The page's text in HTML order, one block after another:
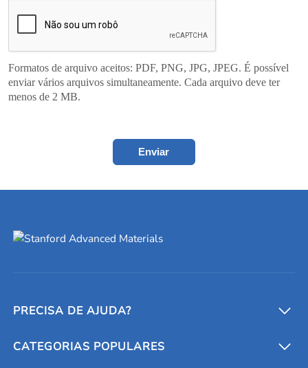
Formatos de arquivo aceitos: PDF, PNG, JPG, JPEG. É possível
enviar vários arquivos simultaneamente. Cada arquivo deve ter
menos de 2 MB.
Enviar
PRECISA DE AJUDA?
Conversores e calculadoras
CATEGORIAS POPULARES